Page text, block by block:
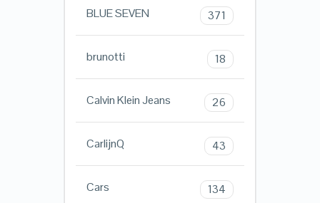
BLUE SEVEN 371
brunotti 18
Calvin Klein Jeans 26
CarlijnQ 43
Cars 134